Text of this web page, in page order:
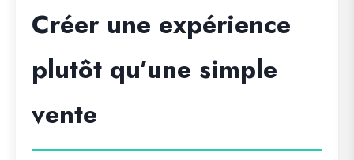
Créer une expérience
plutôt qu’une simple
vente